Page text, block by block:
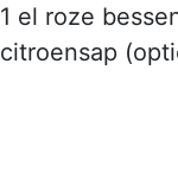
1 el roze
citroensap